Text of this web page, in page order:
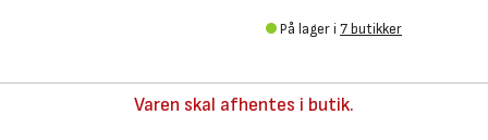
På lager i 7 butikker
Varen skal afhentes i butik.